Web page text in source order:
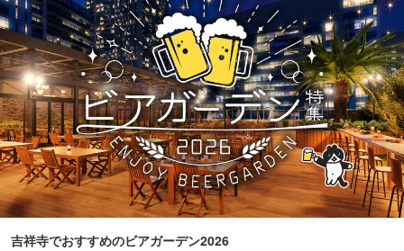
吉祥寺でおすすめのビアガーデン2026